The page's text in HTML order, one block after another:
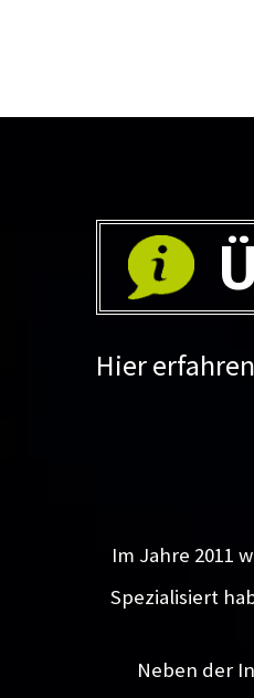
Hier
Im Jahre 2011
Spezialisiert
Neben der